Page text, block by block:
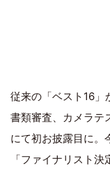
従来の「ベスト16」
書類審査、カメラテ
にて初お披露目に
「ファイナリスト